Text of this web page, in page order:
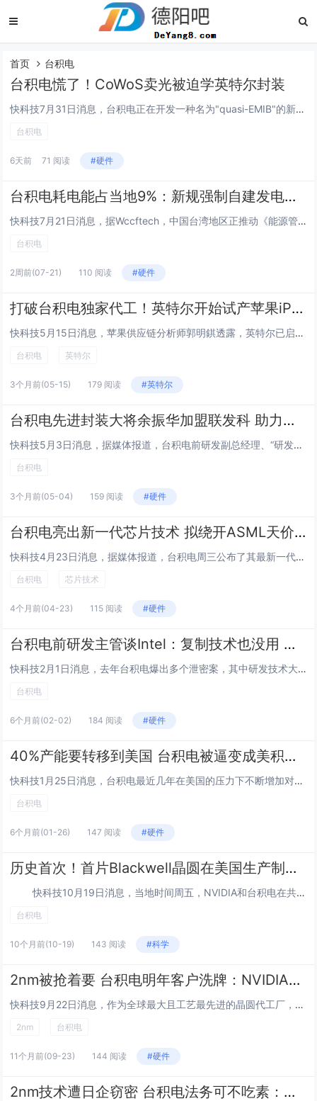
首页 台积电
台积电慌了！CoWoS卖光被迫学英特尔封装
快科技7月31日消息，台积电正在开发一种名为"quasi-EMIB"的新型封装方案，借鉴了英特尔EMIB（嵌入式多芯片互连桥）的设计思路。EMIB是英特尔的先进封装技术，通过在芯片之间嵌入微小硅桥实现高速互连，不需要完整的硅中介层，效率更高...
台积电
6天前 71 阅读 #硬件
台积电耗电能占当地9%：新规强制自建发电设施
快科技7月21日消息，据Wccftech，中国台湾地区正推动《能源管理法》修正案，拟要求所有用电负载在5MW以上的商业实体（学校与医院除外）自行建设发电与储能设施，并完成10%再生能源设置。预计该规定将覆盖超过400家企业。若修正案通过，全...
台积电
2周前(07-21) 110 阅读 #硬件
打破台积电独家代工！英特尔开始试产苹果iPhone/iPad/Mac芯片
快科技5月15日消息，苹果供应链分析师郭明錤透露，英特尔已启动苹果部分低端iPhone、iPad、Mac自研芯片的小规模试产，采用英特尔18A先进制程，苹果同时在评估英特尔其他先进工艺节点。自2016年以来，台积电一直是苹果A系列、M系列芯...
台积电 英特尔
3个月前(05-15) 179 阅读 #英特尔
台积电先进封装大将余振华加盟联发科 助力先进封装研发突破
快科技5月3日消息，据媒体报道，台积电前研发副总经理、“研发六骑士”之一的余振华，已正式以非全职顾问身份加盟联发科。联发科证实此事，表示将借助其深厚的技术专长，推进高阶封装技术的前瞻探索、路径规划及相关研发布局，降低先进封装技术的研发与量产...
台积电
3个月前(05-04) 159 阅读 #硬件
台积电亮出新一代芯片技术 拟绕开ASML天价设备
快科技4月23日消息，据媒体报道，台积电周三公布了其最新一代芯片制造技术，并透露，即便不使用阿斯麦昂贵的新一代光刻设备，也能制造出更小、更快的芯片。此次公布了两项技术改进：一项名为“A13”，计划于2029年投入量产，有望应用于人工智能芯片...
台积电 芯片技术
4个月前(04-23) 115 阅读 #硬件
台积电前研发主管谈Intel：复制技术也没用 追上还早得很
快科技2月1日消息，去年台积电爆出多个泄密案，其中研发技术大佬、前资深副总罗唯仁在退休后又加盟老东家Intel一事影响更大，还引发了台积电的诉讼。外界关心的不止是两边的法律大战，更重要的是罗唯仁作为在台积电工作20多年的技术大佬，熟悉台积电...
台积电
6个月前(02-02) 184 阅读 #硬件
40%产能要转移到美国 台积电被逼变成美积电：专家回应
快科技1月25日消息，台积电最近几年在美国的压力下不断增加对美国投资的，承诺的投资额已经到了1650亿美元，然而这还不看不到头，最新的协议中还要让步更多，引发台积电变成美积电的担忧。日前公布的协议中，总共的投资额高达5000亿美元，台积电显...
台积电
6个月前(01-26) 147 阅读 #硬件
历史首次！首片Blackwell晶圆在美国生产制造 仍需运回台积电总部封装
快科技10月19日消息，当地时间周五，NVIDIA和台积电在共同宣布达成一项重要里程碑。 双方已在亚利桑那州凤凰城附近Fab 21工厂成功制造出第一款量产的Blackwell晶圆。 这款堪称全球最复杂的芯片能在美国...
台积电
10个月前(10-19) 143 阅读 #科学
2nm被抢着要 台积电明年客户洗牌：NVIDIA老二地位不稳
快科技9月22日消息，作为全球最大且工艺最先进的晶圆代工厂，台积电在AI时代依然是香饽饽，3nm、2nm工艺被各大公司抢着要。今年苹果、高通、联发科的旗舰移动芯片使用的还是第三代3nm工艺N3P，价格涨了20%左右，明年台积电则会量产2nm...
2nm 台积电
11个月前(09-23) 144 阅读 #硬件
2nm技术遭日企窃密 台积电法务可不吃素：曾追杀梁孟松四年